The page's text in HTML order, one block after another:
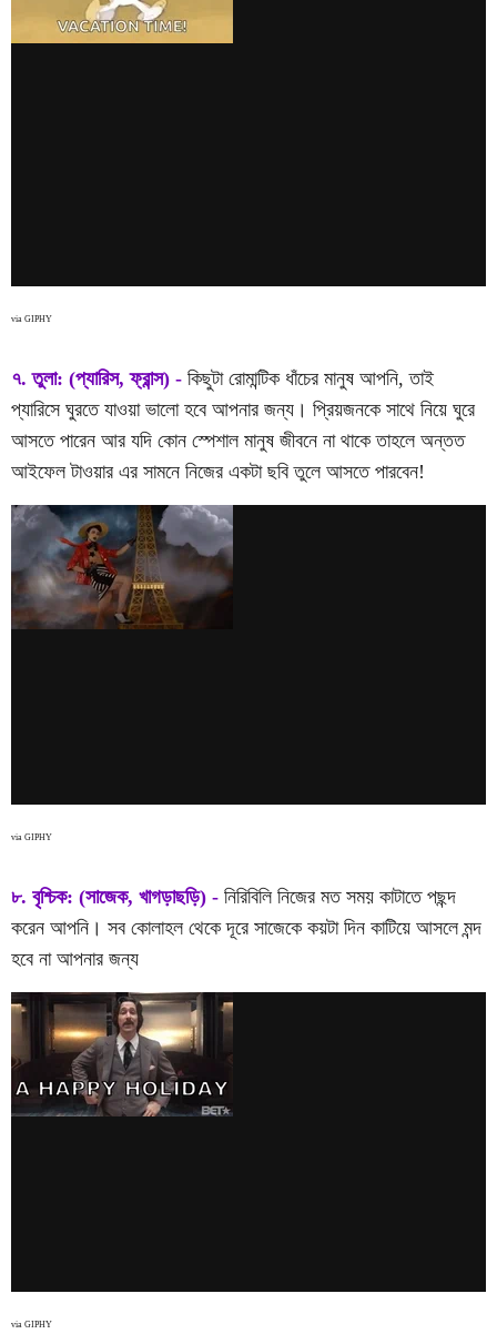
via GIPHY
৭. তুলা: (প্যারিস, ফ্রান্স) - কিছুটা রোমান্টিক ধাঁচের মানুষ আপনি, তাই
প্যারিসে ঘুরতে যাওয়া ভালো হবে আপনার জন্য। প্রিয়জনকে সাথে নিয়ে ঘুরে
আসতে পারেন আর যদি কোন স্পেশাল মানুষ জীবনে না থাকে তাহলে অন্তত
আইফেল টাওয়ার এর সামনে নিজের একটা ছবি তুলে আসতে পারবেন!
via GIPHY
৮. বৃশ্চিক: (সাজেক, খাগড়াছড়ি) - নিরিবিলি নিজের মত সময় কাটাতে পছন্দ
করেন আপনি। সব কোলাহল থেকে দূরে সাজেকে কয়টা দিন কাটিয়ে আসলে মন্দ
হবে না আপনার জন্য
via GIPHY